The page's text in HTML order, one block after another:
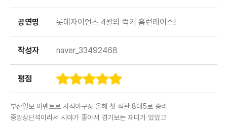
공연명 롯데자이언츠 4월의 럭키 홈런레이스!
작성자 naver_33492468
평점
부산일보 이벤트로 사직야구장 올해 첫 직관 8대5로 승리
중앙상단석이라서 시야가 좋아서 경기보는 재미가 있었고